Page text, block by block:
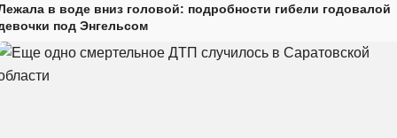
в воде вниз головой: подробности гибели годовалой
под Энгельсом